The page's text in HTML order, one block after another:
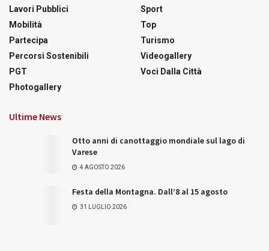
Lavori Pubblici
Mobilità
Partecipa
Percorsi Sostenibili
PGT
Photogallery
Sport
Top
Turismo
Videogallery
Voci Dalla Città
Ultime News
Otto anni di canottaggio mondiale sul lago di
Varese
4 AGOSTO 2026
Festa della Montagna. Dall’8 al 15 agosto
31 LUGLIO 2026